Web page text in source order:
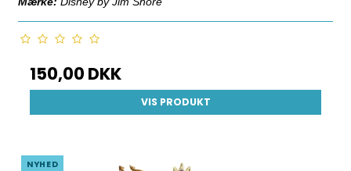
150,00 DKK
VIS PRODUKT
NYHED